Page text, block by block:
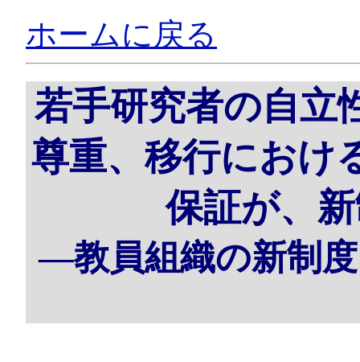
ホームに戻る
若手研究者の自立
尊重、移行におけ
保証が、
―教員組織の新制